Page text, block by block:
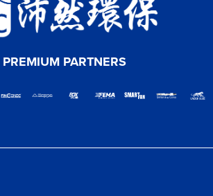
PREMIUM PARTNERS